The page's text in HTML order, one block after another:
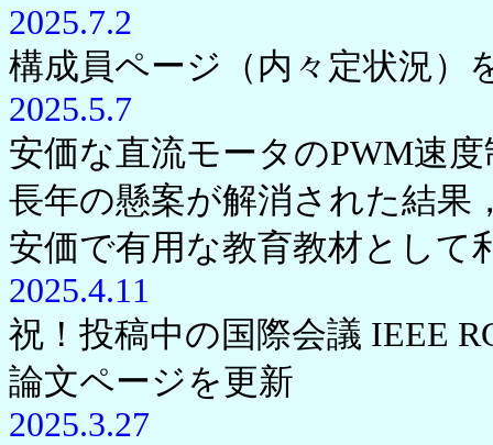
2025.7.2
構成員ページ（内々定状況）
2025.5.7
安価な直流モータのPWM速
長年の懸案が解消された結果
安価で有用な教育教材とし
2025.4.11
祝！投稿中の国際会議 IEEE
論文ページを更新
2025.3.27